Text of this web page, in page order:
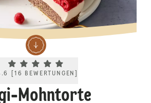
Current rating 4.6. Click to rate.
[16 BEWERTUNGEN
Mohntorte